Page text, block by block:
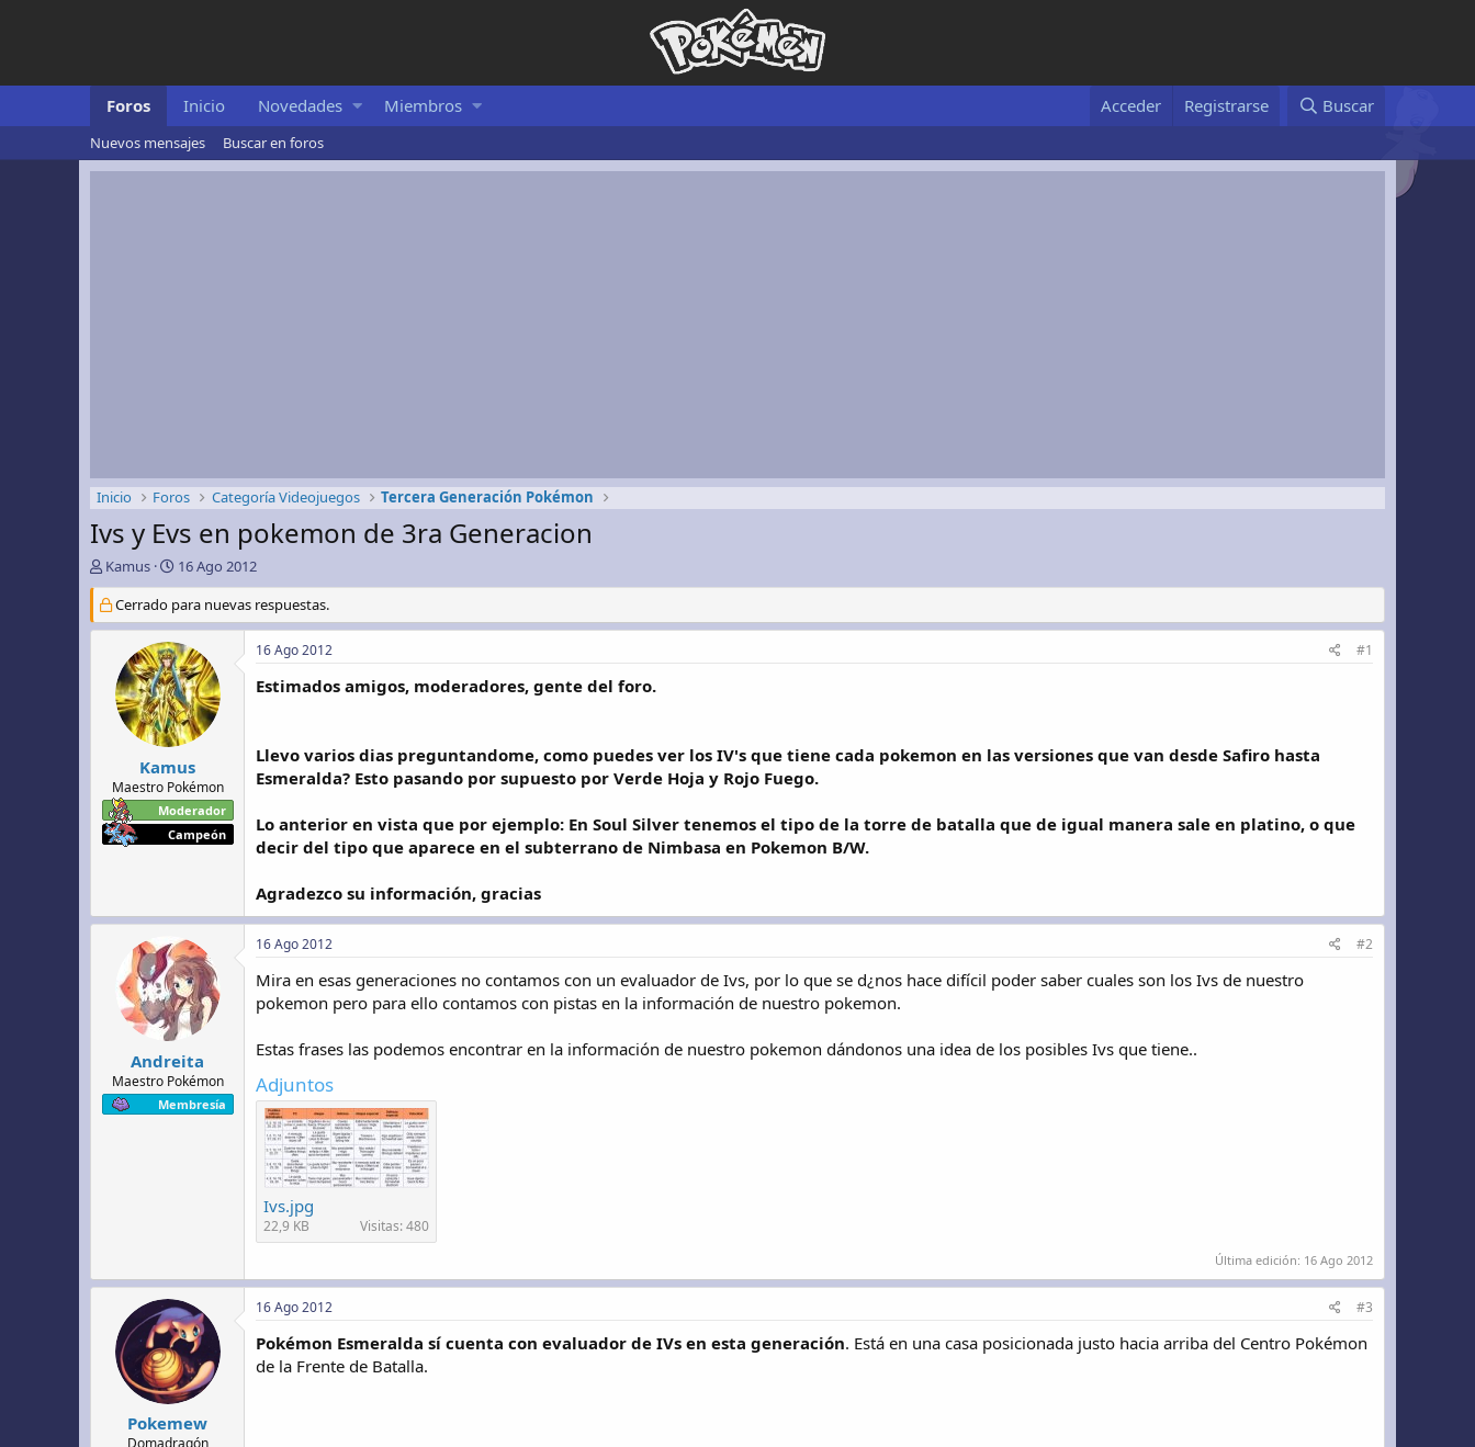
Foros Inicio Novedades Miembros Acceder Registrarse Buscar
Nuevos mensajes Buscar en foros
Inicio Foros Categoría Videojuegos Tercera Generación Pokémon
Ivs y Evs en pokemon de 3ra Generacion
A
u
t
o
Kamus
F
e
c
h
a
d
e
i
n
i
c
i
o
16 Ago 2012
Cerrado para nuevas respuestas.
Kamus
Maestro Pokémon
Moderador
Campeón
16 Ago 2012 #1
Estimados amigos, moderadores, gente del foro.
Llevo varios dias preguntandome, como puedes ver los IV's que tiene cada pokemon en las versiones que van desde Safiro hasta
Esmeralda? Esto pasando por supuesto por Verde Hoja y Rojo Fuego.
Lo anterior en vista que por ejemplo: En Soul Silver tenemos el tipo de la torre de batalla que de igual manera sale en platino, o que
decir del tipo que aparece en el subterrano de Nimbasa en Pokemon B/W.
Agradezco su información, gracias
Andreita
Maestro Pokémon
Membresía
16 Ago 2012 #2
Mira en esas generaciones no contamos con un evaluador de Ivs, por lo que se d¿nos hace difícil poder saber cuales son los Ivs de nuestro
pokemon pero para ello contamos con pistas en la información de nuestro pokemon.
Estas frases las podemos encontrar en la información de nuestro pokemon dándonos una idea de los posibles Ivs que tiene..
Adjuntos
Ivs.jpg
22,9 KB Visitas: 480
Última edición: 16 Ago 2012
Pokemew
16 Ago 2012 #3
Pokémon Esmeralda sí cuenta con evaluador de IVs en esta generación. Está en una casa posicionada justo hacia arriba del Centro Pokémon
de la Frente de Batalla.